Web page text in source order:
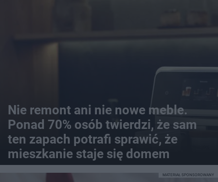
Nie remont ani nie nowe meble.
Ponad 70% osób twierdzi, że sam
ten zapach potrafi sprawić, że
mieszkanie staje się domem
MATERIAŁ SPONSOROWANY